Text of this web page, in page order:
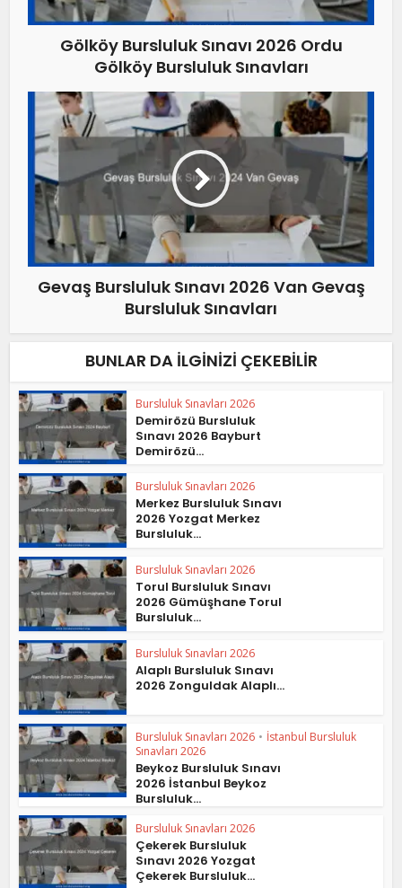
Gölköy Bursluluk Sınavı 2026 Ordu
Gölköy Bursluluk Sınavları
Gevaş Bursluluk Sınavı 2026 Van Gevaş
Bursluluk Sınavları
BUNLAR DA İLGINIZI ÇEKEBILIR
Bursluluk Sınavları 2026
Demirözü Bursluluk
Sınavı 2026 Bayburt
Demirözü...
Bursluluk Sınavları 2026
Merkez Bursluluk Sınavı
2026 Yozgat Merkez
Bursluluk...
Bursluluk Sınavları 2026
Torul Bursluluk Sınavı
2026 Gümüşhane Torul
Bursluluk...
Bursluluk Sınavları 2026
Alaplı Bursluluk Sınavı
2026 Zonguldak Alaplı...
Bursluluk Sınavları 2026 • İstanbul Bursluluk
Sınavları 2026
Beykoz Bursluluk Sınavı
2026 İstanbul Beykoz
Bursluluk...
Bursluluk Sınavları 2026
Çekerek Bursluluk
Sınavı 2026 Yozgat
Çekerek Bursluluk...